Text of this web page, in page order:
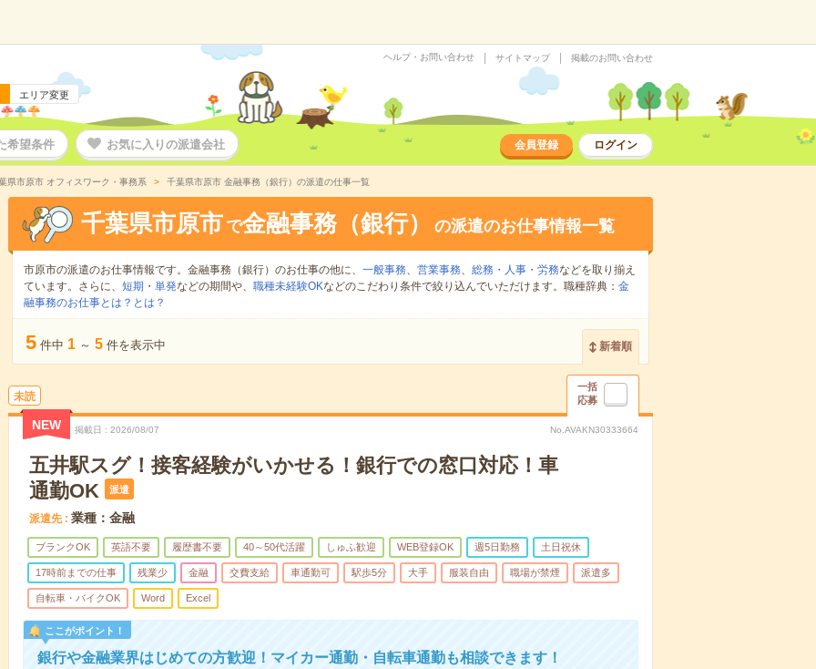
エリア変更
ヘルプ・お問い合わせ サイトマップ 掲載のお問い合わせ
希望条件 お気に入りの派遣会社 会員登録 ログイン
県市原市 オフィスワーク・事務系 千葉県市原市 金融事務（銀行）の派遣の仕事一覧
千葉県市原市 で金融事務（銀行） の派遣のお仕事情報一覧
市原市の派遣のお仕事情報です。金融事務（銀行）のお仕事の他に、 一般事務、 営業事務、 総務・人事・労務などを取り揃え
ています。さらに、 短期 ・ 単発などの期間や、 職種未経験OKなどのこだわり条件で絞り込んでいただけます。職種辞典： 金
融事務のお仕事とは？とは？
5 件中 1 ～ 5 件を表示中 新着順
未読
一括
応募
NEW 掲載日 2026/08/07 No.AVAKN30333664
五井駅スグ！接客経験がいかせる！銀行での窓口対応！車
通勤OK
派遣
派遣先 業種：金融
ブランクOK 英語不要 履歴書不要 40～50代活躍 しゅふ歓迎 WEB登録OK 週5日勤務 土日祝休
17時前までの仕事 残業少 金融 交費支給 車通勤可 駅歩5分 大手 服装自由 職場が禁煙 派遣多
自転車・バイクOK Word Excel
ここがポイント！
銀行や金融業界はじめての方歓迎！マイカー通勤・自転車通勤も相談できます！